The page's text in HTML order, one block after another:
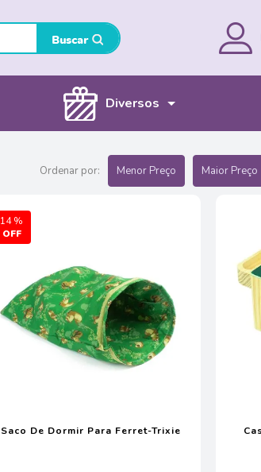
Bem-
ENTRAR
Diversos
Ordenar por: Menor Preço Maior Preço
14 %
Saco De Dormir Para Ferret-Trixie